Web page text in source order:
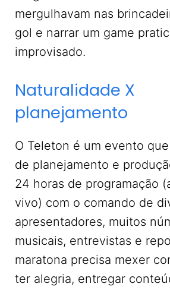
mergulhavam nas
gol e narrar um game
improvisado.
Naturalidade X
planejamento
O Teleton é um evento
de planejamento e
24 horas de programação
vivo) com o comando de
apresentadores, muitos
musicais, entrevistas e
maratona precisa mexer
ter alegria, entregar